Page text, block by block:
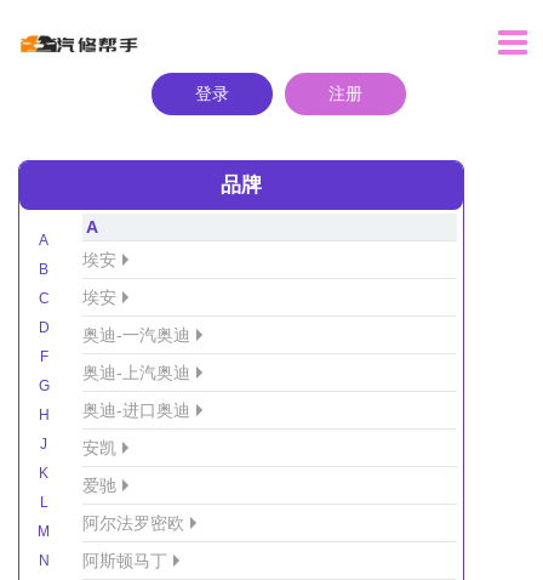
登录 注册
品牌
A
B
C
D
F
G
H
J
K
L
M
N
A
埃安
埃安
奥迪-一汽奥迪
奥迪-上汽奥迪
奥迪-进口奥迪
安凯
爱驰
阿尔法罗密欧
阿斯顿马丁